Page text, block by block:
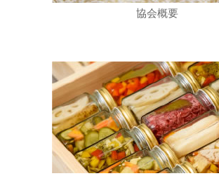
協会概要